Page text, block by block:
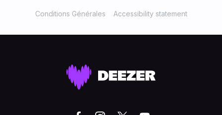
Conditions Générales Accessibility statement